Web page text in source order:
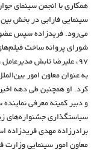
همکاری با انجمن سینمای
سینمایی فارابی در بخش
می‌رود. فریدزاده سپس عضو
شورای پروانه ساخت
۹۷، علیرضا تابش
به عنوان معاون امور
کرد. او همچنین طی دهه اخیر
و دبیر کمیته معرفی
سیاستگذاری جشنواره‌های
معاون امور سینمایی وزارت